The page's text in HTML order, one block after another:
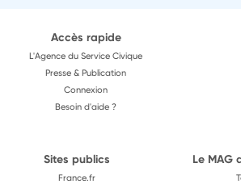
Accès rapide
L'Agence du Service Civique
Presse & Publication
Connexion
Besoin d'aide ?
Sites publics
France.fr
Le MAG